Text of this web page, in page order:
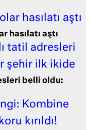
hasılatı aştı
belli oldu: